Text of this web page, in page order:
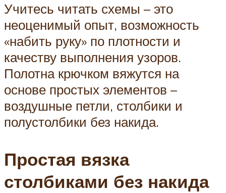
Учитесь читать схемы – это
неоценимый опыт, возможность
«набить руку» по плотности и
качеству выполнения узоров.
Полотна крючком вяжутся на
основе простых элементов –
воздушные петли, столбики и
полустолбики без накида.
Простая вязка
столбиками без накида